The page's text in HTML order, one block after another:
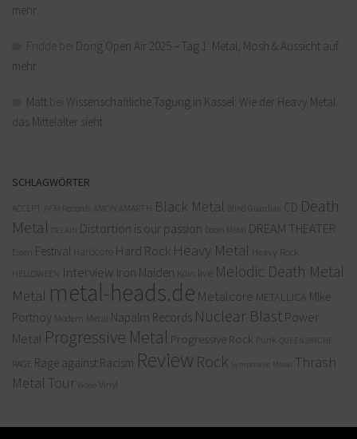
mehr
Dong Open Air 2025 – Tag 1: Metal, Mosh & Aussicht auf
mehr
Matt
Wissenschaftliche Tagung in Kassel: Wie der Heavy Metal
das Mittelalter sieht
SCHLAGWÖRTER
ACCEPT AFM Records AMON AMARTH Black Metal Blind Guardian CD Death
Metal
DELAIN Distortion is our passion Doom Metal DREAM THEATER
Essen Festival Hardcore Hard Rock Heavy Metal Heavy Rock
HELLOWEEN Interview Iron Maiden Köln live Melodic Death Metal
Metal metal-heads.de Metalcore METALLICA MIke
Portnoy Modern Metal Napalm Records Nuclear Blast Power
Metal Progressive Metal Progressive Rock Punk QUEENSRYCHE
RAGE Rage against Racism Review Rock Symphonic Metal
Thrash
Metal Tour Video Vinyl